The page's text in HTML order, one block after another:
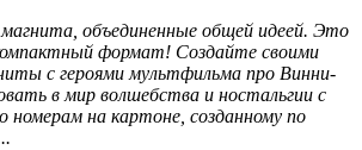
объединенные общей идеей. Это
формат! Создайте своими
с героями мультфильма про Винни-
в мир волшебства и ностальгии с
номерам на картоне, созданному по